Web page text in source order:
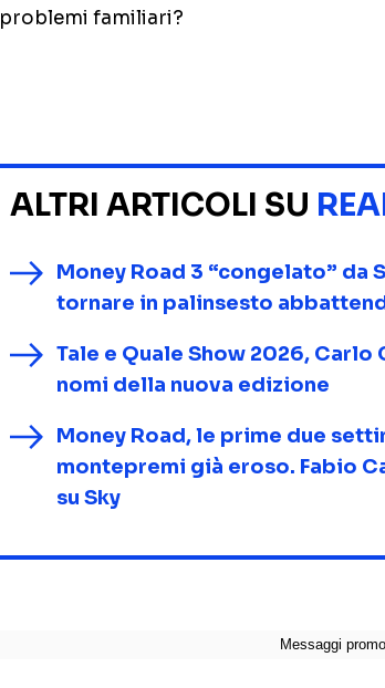
problemi familiari?
ALTRI ARTICOLI SU
Money Road 3 “congelato” da
tornare in palinsesto
Tale e Quale Show 2026,
nomi della nuova edizione
Money Road, le prime due
montepremi già eroso. Fabio
su Sky